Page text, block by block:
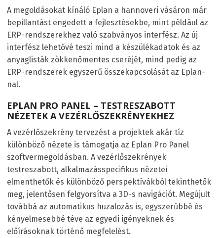
A megoldásokat kínáló Eplan a hannoveri vásáron már
bepillantást engedett a fejlesztésekbe, mint például az
ERP-rendszerekhez való szabványos interfész. Az új
interfész lehetővé teszi mind a készülékadatok és az
anyaglisták zökkenőmentes cseréjét, mind pedig az
ERP-rendszerek egyszerű összekapcsolását az Eplan-
nal.
EPLAN PRO PANEL – TESTRESZABOTT
NÉZETEK A VEZÉRLŐSZEKRÉNYEKHEZ
A vezérlőszekrény tervezést a projektek akár tíz
különböző nézete is támogatja az Eplan Pro Panel
szoftvermegoldásban. A vezérlőszekrények
testreszabott, alkalmazásspecifikus nézetei
elmenthetők és különböző perspektívákból tekinthetők
meg, jelentősen felgyorsítva a 3D-s navigációt. Megújult
továbbá az automatikus huzalozás is, egyszerűbbé és
kényelmesebbé téve az egyedi igényeknek és
előírásoknak történő megfelelést.